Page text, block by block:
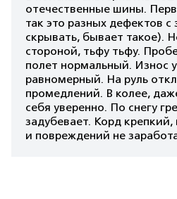
отечественные шины.
так это разных дефектов с
скрывать, бывает такое).
стороной, тьфу тьфу.
полет нормальный. Износ
равномерный. На руль
промедлений. В колее,
себя уверенно. По снегу
задубевает. Корд крепкий,
и повреждений не